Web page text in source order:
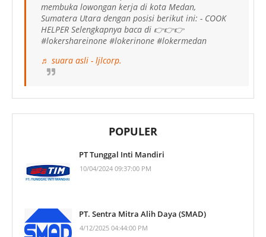
membuka lowongan kerja di kota Medan,
Sumatera Utara dengan posisi berikut ini: - COOK
HELPER Selengkapnya baca di 👉👉👉
#lokershareinone #lokerinone #lokermedan
♬ suara asli - ljlcorp.
POPULER
PT Tunggal Inti Mandiri
10/04/2024 09:37:00 PM
PT. Sentra Mitra Alih Daya (SMAD)
4/12/2025 04:44:00 PM